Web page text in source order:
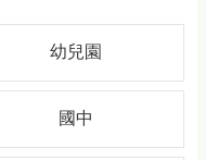
幼兒園
國中